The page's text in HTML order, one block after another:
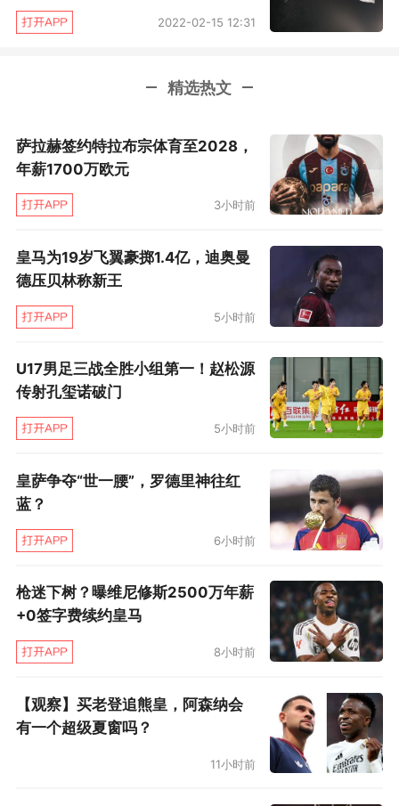
保险。
2022-02-15 12:31
精选热文
萨拉赫签约特拉布宗体育至2028，
年薪1700万欧元
3小时前
皇马为19岁飞翼豪掷1.4亿，迪奥曼
德压贝林称新王
5小时前
U17男足三战全胜小组第一！赵松源
传射孔玺诺破门
5小时前
皇萨争夺“世一腰”，罗德里神往红
蓝？
6小时前
枪迷下树？曝维尼修斯2500万年薪
+0签字费续约皇马
8小时前
【观察】买老登追熊皇，阿森纳会
有一个超级夏窗吗？
11小时前